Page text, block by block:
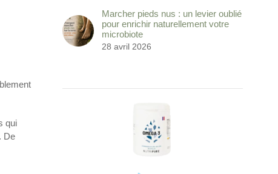
qui
De
Marcher pieds nus : un levier oublié
pour enrichir naturellement votre
microbiote
28 avril 2026